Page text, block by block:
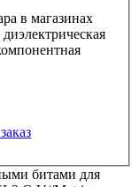
в магазинах